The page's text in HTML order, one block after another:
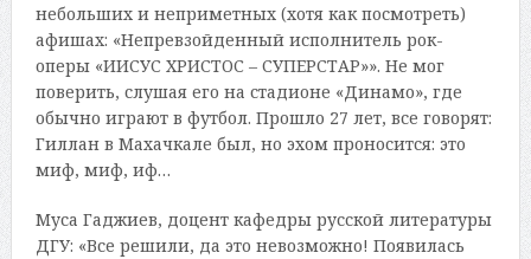
небольших и неприметных (хотя как посмотреть)
афишах: «Непревзойденный исполнитель рок-
оперы «ИИСУС ХРИСТОС – СУПЕРСТАР»». Не мог
поверить, слушая его на стадионе «Динамо», где
обычно играют в футбол. Прошло 27 лет, все говорят:
Гиллан в Махачкале был, но эхом проносится: это
миф, миф, иф…
Муса Гаджиев, доцент кафедры русской литературы
ДГУ: «Все решили, да это невозможно! Появилась